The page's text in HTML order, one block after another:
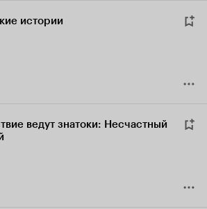
истории
ведут знатоки: Несчастный